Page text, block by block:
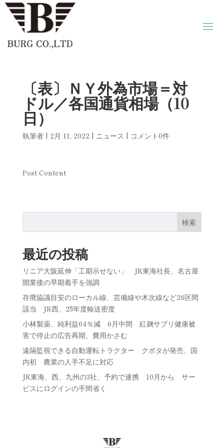
〔表〕ＮＹ外為市場＝対
ドル／各国通貨相場（10
日）
執筆者 | 2月 11, 2022 | ニュース | コメント0件
Post Content
検索
最近の投稿
リニア大阪延伸「工期示せない」 JR東海社長、名古屋
開業後の早期着手を強調
存廃協議目安のローカル線、芸備線や木次線など26区間
該当 JR西、25年度輸送密度
小林製薬、純利益64％減 6月中間 紅麹サプリ健康被
害で停止の広告再開、費用かさむ
遠隔監視できる自動運転トラクター クボタが発売、国
内初 農業の人手不足に対応
JR東海、西、九州の3社、予約で連携 10月から サー
ビスにログインの手間省く